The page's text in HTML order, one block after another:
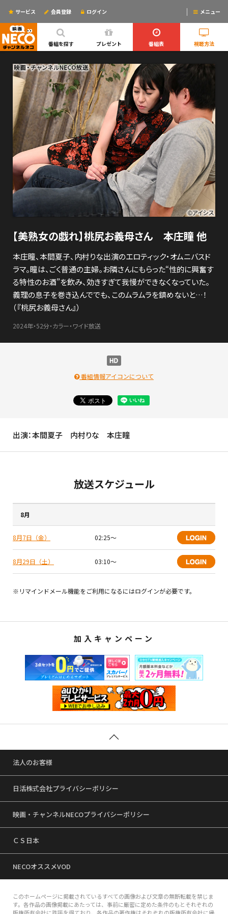
番組を探す プレゼント 番組表 視聴方法
サービス 会員登録 ログイン メニュー
ログインするとリマインドメールが使えるYO!
【美熟女の戯れ】桃尻お義母さん 本庄瞳 他
本庄瞳、本間夏子、内村りな出演のエロティック・オムニバスド
ラマ。瞳は、ごく普通の主婦。お隣さんにもらった“性的に興奮す
る特性のお酒”を飲み、効きすぎて我慢ができなくなっていた。
義理の息子を巻き込んででも、このムラムラを鎮めないと…！
（『桃尻お義母さん』）
2024年・52分・カラー・ワイド放送
番組情報アイコンについて
出演：本間夏子 内村りな 本庄瞳
放送スケジュール
8月
8月7日（金） 02:25〜
8月29日（土） 03:10〜
※リマインドメール機能をご利用になるにはログインが必要です。
加入キャンペーン
法人のお客様
日活株式会社プライバシーポリシー
映画・チャンネルNECOプライバシーポリシー
ＣＳ日本
NECOオススメVOD
このホームページに掲載されているすべての画像および文章の無断転載を禁じま
す。各作品の画像掲載にあたっては、事前に厳密に定めた条件のもとそれぞれの
版権所有会社に許諾を得ており、各作品の著作権はそれぞれの版権所有会社に帰